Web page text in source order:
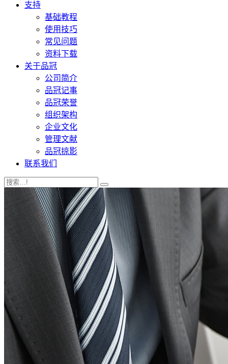
支持
基础教程
使用技巧
常见问题
资料下载
关于品冠
公司简介
品冠记事
品冠荣誉
组织架构
企业文化
管理文献
品冠掠影
联系我们